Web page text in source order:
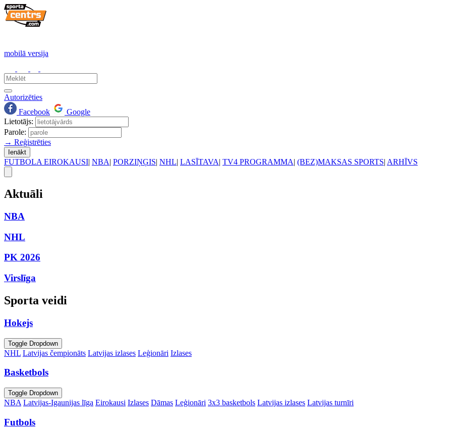
mobilā versija
Autorizēties
Facebook
Google
Lietotājs:
Parole:
→ Reģistrēties
Ienākt
FUTBOLA EIROKAUSI| NBA| PORZIŅĢIS| NHL| LASĪTAVA| TV4 PROGRAMMA| (BEZ)MAKSAS SPORTS| ARHĪVS
Aktuāli
NBA
NHL
PK 2026
Virslīga
Sporta veidi
Hokejs
Toggle Dropdown
NHL Latvijas čempionāts Latvijas izlases Leģionāri Izlases
Basketbols
Toggle Dropdown
NBA Latvijas-Igaunijas līga Eirokausi Izlases Dāmas Leģionāri 3x3 basketbols Latvijas izlases Latvijas turnīri
Futbols